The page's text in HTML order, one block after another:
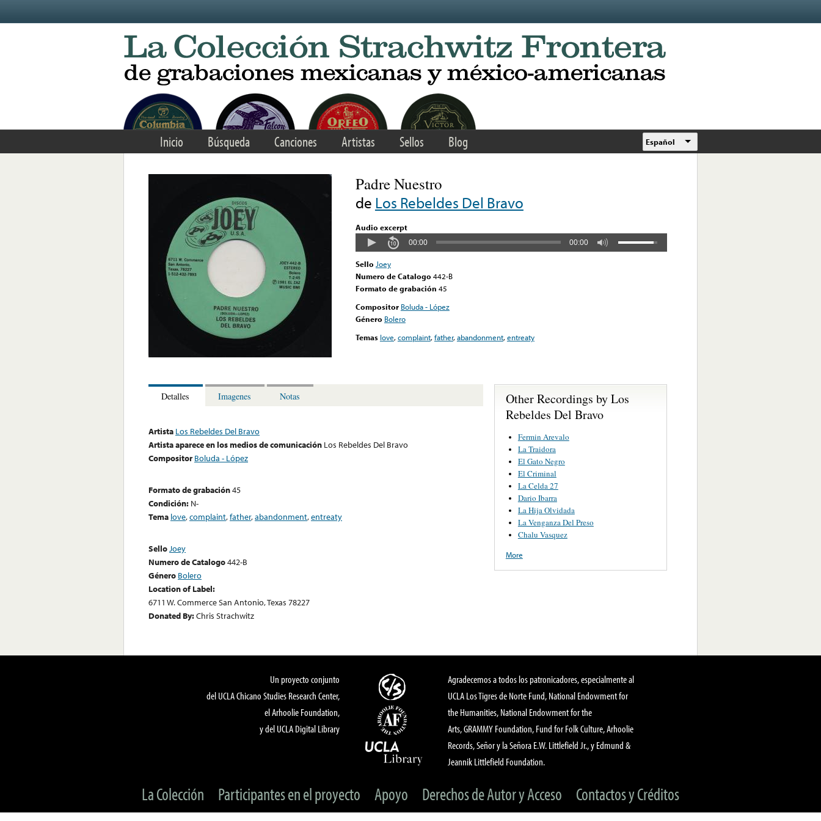
Inicio Búsqueda Canciones Artistas Sellos Blog Español
Padre Nuestro
de Los Rebeldes Del Bravo
Audio excerpt
00:00 00:00
Sello Joey
Numero de Catalogo 442-B
Formato de grabación 45
Compositor Boluda - López
Género Bolero
Temas love,complaint,father,abandonment,entreaty
Detalles Imagenes Notas
Artista Los Rebeldes Del Bravo
Artista aparece en los medios de comunicación Los Rebeldes Del Bravo
Compositor Boluda - López
Formato de grabación45
Condición: N-
Tema love,complaint,father,abandonment,entreaty
SelloJoey
Numero de Catalogo442-B
Género Bolero
Location of Label:
6711 W. Commerce San Antonio, Texas 78227
Donated By:Chris Strachwitz
Other Recordings by Los
Rebeldes Del Bravo
Fermin Arevalo
La Traidora
El Gato Negro
El Criminal
La Celda 27
Dario Ibarra
La Hija Olvidada
La Venganza Del Preso
Chalu Vasquez
More
Un proyecto conjunto
del UCLA Chicano Studies Research Center,
el Arhoolie Foundation,
y del UCLA Digital Library
Agradecemos a todos los patronicadores, especialmente al
UCLA Los Tigres de Norte Fund, National Endowment for
the Humanities, National Endowment for the
Arts, GRAMMY Foundation, Fund for Folk Culture, Arhoolie
Records, Señor y la Señora E.W. Littlefield Jr., y Edmund &
Jeannik Littlefield Foundation.
La Colección Participantes en el proyecto Apoyo Derechos de Autor y Acceso Contactos y Créditos